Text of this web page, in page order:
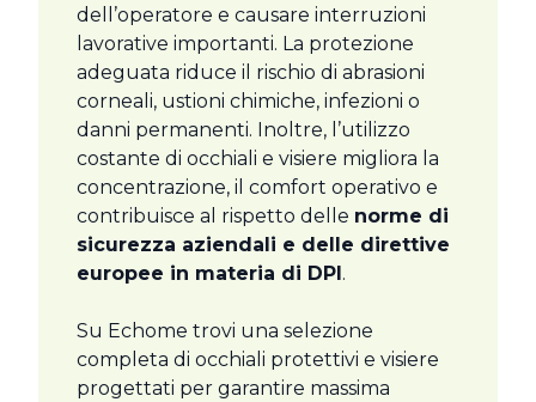
dell’operatore e causare interruzioni
lavorative importanti. La protezione
adeguata riduce il rischio di abrasioni
corneali, ustioni chimiche, infezioni o
danni permanenti. Inoltre, l’utilizzo
costante di occhiali e visiere migliora la
concentrazione, il comfort operativo e
contribuisce al rispetto delle norme di
sicurezza aziendali e delle direttive
europee in materia di DPI.
Su Echome trovi una selezione
completa di occhiali protettivi e visiere
progettati per garantire massima